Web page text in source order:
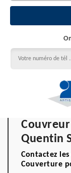
Quentin
Contactez
Couverture